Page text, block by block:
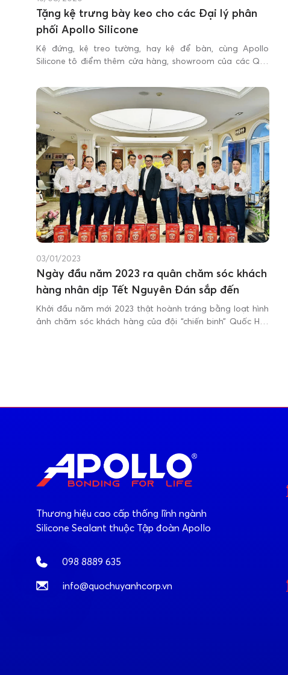
Tặng kệ trưng bày keo cho các Đại lý phân
phối Apollo Silicone
Kệ đứng, kệ treo tường, hay kệ để bàn, cùng Apollo
Silicone tô điểm thêm cửa hàng, showroom của các Quý
mạnh mẽ, ấn tượng mà trang nhã, tinh tế!
03/01/2023
Ngày đầu năm 2023 ra quân chăm sóc khách
hàng nhân dịp Tết Nguyên Đán sắp đến
Khởi đầu năm mới 2023 thật hoành tráng bằng loạt hình
ảnh chăm sóc khách hàng của đội “chiến binh” Quốc Huy
Thương hiệu cao cấp thống lĩnh ngành
Silicone Sealant thuộc Tập đoàn Apollo
098 8889 635
info@quochuyanhcorp.vn